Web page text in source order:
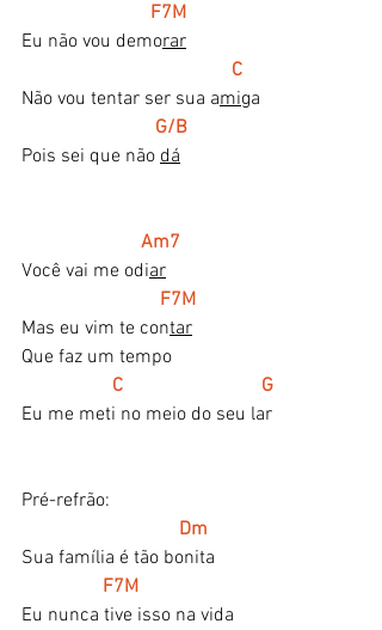
F7M
Eu não vou demorar
C
Não vou tentar ser sua amiga
  G/B
Pois sei que não dá
  Am7
Você vai me odiar
  F7M
Mas eu vim te contar
Que faz um tempo
C                             G
Eu me meti no meio do seu lar
Pré-refrão:
  Dm
Sua família é tão bonita
  F7M
Eu nunca tive isso na vida